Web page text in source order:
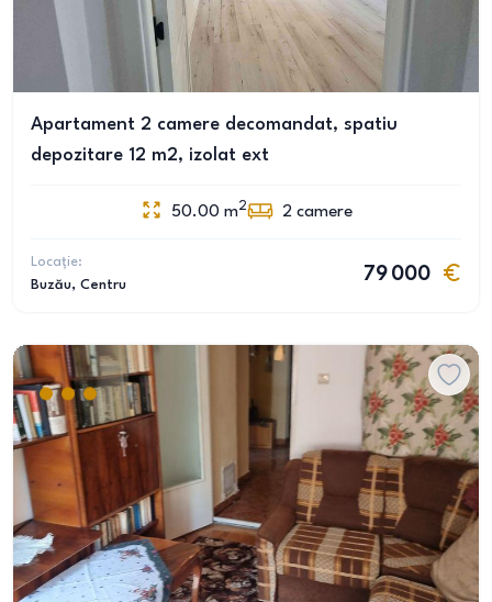
Apartament 2 camere decomandat, spatiu
depozitare 12 m2, izolat ext
50.00 m2 2 camere
Locație:
Buzău, Centru
79 000